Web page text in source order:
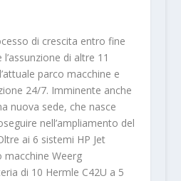
di crescita entro fine
di altre 11
parco macchine e
24/7. Imminente anche
nuova sede, che nasce
nell’ampliamento del
ai 6 sistemi HP Jet
macchine Weerg
di 10 Hermle C42U a 5